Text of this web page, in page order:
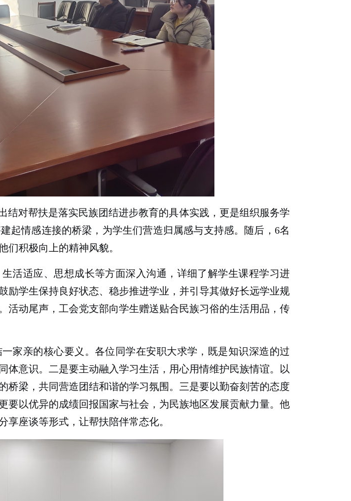
对帮扶是落实民族团结进步教育的具体实践，更是组织服务学
起情感连接的桥梁，为学生们营造归属感与支持感。随后， 6名
们积极向上的精神风貌。
活适应、思想成长等方面深入沟通，详细了解学生课程学习进
励学生保持良好状态、稳步推进学业，并引导其做好长远学业规
活动尾声，工会党支部向学生赠送贴合民族习俗的生活用品，传
家亲的核心要义。各位同学在安职大求学，既是知识深造的过
意识。二是要主动融入学习生活，用心用情维护民族情谊。以
梁，共同营造团结和谐的学习氛围。三是要以勤奋刻苦的态度
要以优异的成绩回报国家与社会，为民族地区发展贡献力量。他
座谈等形式，让帮扶陪伴常态化。